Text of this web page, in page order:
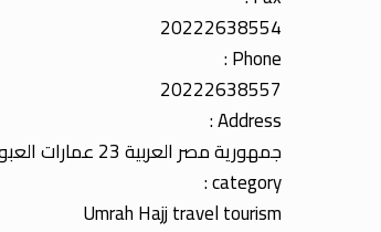
20222638554
Phone :
20222638557
Address :
جمهورية مصر العربية 23 عمارات العبور صلاح سالم امام بانوراما اكتوبر القاهرة
category :
Umrah Hajj travel tourism